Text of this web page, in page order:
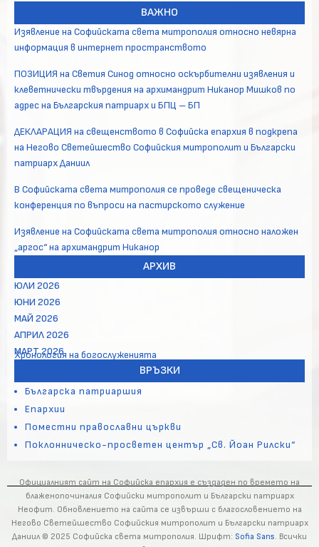
ВАЖНО
Изявление на Софийската света митрополия относно невярна
информация в интернет пространството
ПОЗИЦИЯ на Светия Синод относно оскърбителни изявления и
клеветнически твърдения на архимандрит Никанор Мишков по
адрес на Българския патриарх и БПЦ – БП
ДЕКЛАРАЦИЯ на свещенството в Софийска епархия в подкрепа
на Негово Светейшество Софийския митрополит и Български
патриарх Даниил
В Софийската света митрополия се проведе свещеническа
конференция по въпроси на пастирското служение
Изявление на Софийската света митрополия относно наложен
„аргос“ на архимандрит Никанор
АРХИВ
ЮЛИ 2026
ЮНИ 2026
МАЙ 2026
АПРИЛ 2026
МАРТ 2026
Хронология на богослуженията
ВРЪЗКИ
Българска патриаршия
Епархии
Поместни православни църкви
Поклонническо-просветен център „Св. Йоан Рилски“
Официалният сайт на Софийска епархия е създаден по времето на
блаженопочиналия Софийски митрополит и Български патриарх
Неофит. Обновлението на сайта се извърши с благословението на
Негово Светейшество Софийския митрополит и Български патриарх
Даниил © 2025 Софийска света митрополия. Шрифт: Sofia Sans. Всички